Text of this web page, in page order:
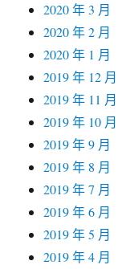
2020 年 3 月
2020 年 2 月
2020 年 1 月
2019 年 12 月
2019 年 11 月
2019 年 10 月
2019 年 9 月
2019 年 8 月
2019 年 7 月
2019 年 6 月
2019 年 5 月
2019 年 4 月